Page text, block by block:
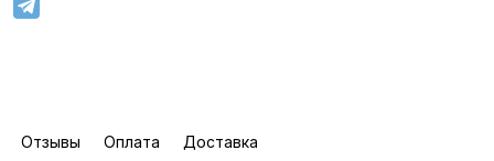
Отзывы Оплата Доставка